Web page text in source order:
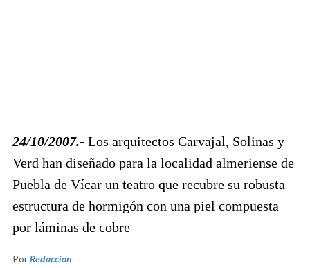
24/10/2007.- Los arquitectos Carvajal, Solinas y
Verd han diseñado para la localidad almeriense de
Puebla de Vícar un teatro que recubre su robusta
estructura de hormigón con una piel compuesta
por láminas de cobre
PorRedaccion